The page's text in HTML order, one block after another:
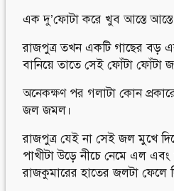
এক দু’ফোটা করে খুব আস্তে
রাজপুত্র তখন একটি গাছের বড়
বানিয়ে তাতে সেই ফোঁটা ফোঁটা
অনেকক্ষণ পর গলাটা কোন
জল জমল।
রাজপুত্র যেই না সেই জল মুখে
পাখীটা উড়ে নীচে নেমে এল এবং
রাজকুমারের হাতের জলটা ফেলে